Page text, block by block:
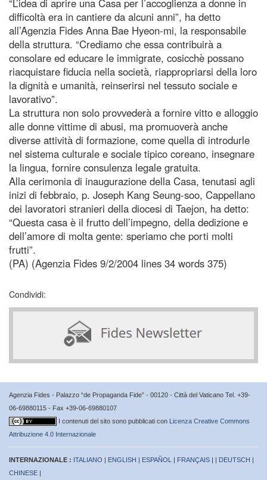
difficoltà era in cantiere da alcuni anni”, ha detto
all’Agenzia Fides Anna Bae Hyeon-mi, la responsabile
della struttura. “Crediamo che essa contribuirà a
consolare ed educare le immigrate, cosicchè possano
riacquistare fiducia nella società, riappropriarsi della loro
la dignità e umanità, reinserirsi nel tessuto sociale e
lavorativo”.
La struttura non solo provvederà a fornire vitto e alloggio
alle donne vittime di abusi, ma promuoverà anche
diverse attività di formazione, come quella di introdurle
nel sistema culturale e sociale tipico coreano, insegnare
la lingua, fornire consulenza legale gratuita.
Alla cerimonia di inaugurazione della Casa, tenutasi agli
inizi di febbraio, p. Joseph Kang Seung-soo, Cappellano
dei lavoratori stranieri della diocesi di Taejon, ha detto:
“Questa casa è il frutto dell’impegno, della dedizione e
dell’amore di molta gente: speriamo che porti molti
frutti”.
(PA) (Agenzia Fides 9/2/2004 lines 34 words 375)
Condividi:
Agenzia Fides - Palazzo “de Propaganda Fide” - 00120 - Città del Vaticano Tel. +39-
06-69880115 - Fax +39-06-69880107
I contenuti del sito sono pubblicati con Licenza Creative Commons
Attribuzione 4.0 Internazionale
INTERNAZIONALE : ITALIANO | ENGLISH | ESPAÑOL | FRANÇAIS | | DEUTSCH |
CHINESE |